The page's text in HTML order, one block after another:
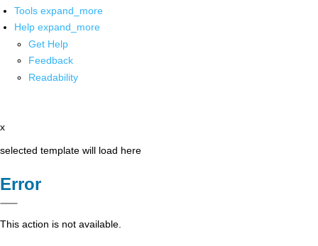
Tools expand_more
Help expand_more
Get Help
Feedback
Readability
x
selected template will load here
Error
This action is not available.